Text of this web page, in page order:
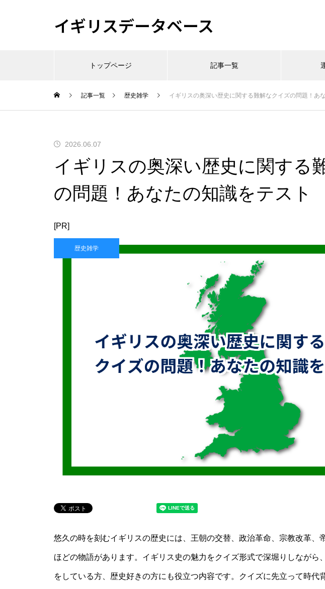
イギリスデータベース
トップページ 記事一覧
記事一覧 歴史雑学 イギリスの奥深い歴史に関する難解なクイズの問題！あ
2026.06.07
イギリスの奥深い歴史に関する
の問題！あなたの知識をテスト
[PR]
歴史雑学
悠久の時を刻むイギリスの歴史には、王朝の交替、政治革命、宗教改革、
ほどの物語があります。イギリス史の魅力をクイズ形式で深堀りしながら
をしている方、歴史好きの方にも役立つ内容です。クイズに先立って時代